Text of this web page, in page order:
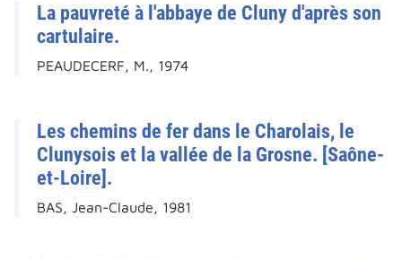
La pauvreté à l'abbaye de Cluny d'après son
cartulaire.
PEAUDECERF, M., 1974
Les chemins de fer dans le Charolais, le
Clunysois et la vallée de la Grosne. [Saône-
et-Loire].
BAS, Jean-Claude, 1981